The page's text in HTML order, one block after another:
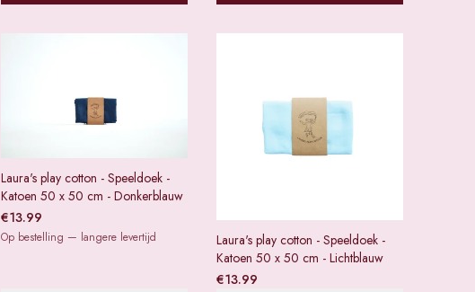
Laura's play cotton - Speeldoek -
Katoen 50 x 50 cm - Donkerblauw
€13.99
Op bestelling — langere levertijd
Laura's play cotton - Speeldoek -
Katoen 50 x 50 cm - Lichtblauw
€13.99